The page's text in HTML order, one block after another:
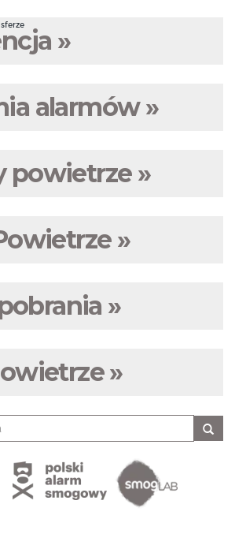
»
alarmów »
powietrze »
»
»
»